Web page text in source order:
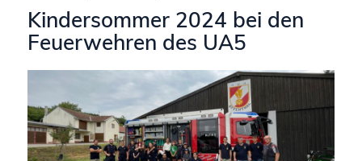
Kindersommer 2024 bei den
Feuerwehren des UA5